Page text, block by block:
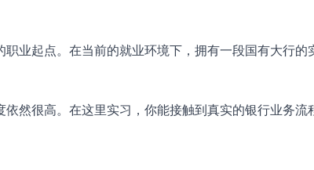
业起点。在当前的就业环境下，拥有一段国有大行的
然很高。在这里实习，你能接触到真实的银行业务流